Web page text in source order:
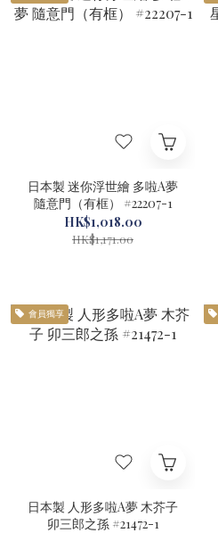
日本製 迷你浮世繪 多啦A夢
隨意門（有框） #22207-1
HK$1,018.00
HK$1,171.00
會員獨享
日本製 人形多啦A夢 木芥子
卯三郎之孫 #21472-1